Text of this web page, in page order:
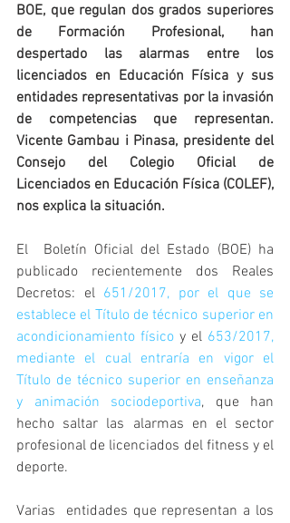
BOE, que regulan dos grados superiores
de Formación Profesional, han
despertado las alarmas entre los
licenciados en Educación Física y sus
entidades representativas por la invasión
de competencias que representan.
Vicente Gambau i Pinasa, presidente del
Consejo del Colegio Oficial de
Licenciados en Educación Física (COLEF),
nos explica la situación.
El  Boletín Oficial del Estado (BOE) ha
publicado recientemente dos Reales
Decretos: el 651/2017, por el que se
establece el Título de técnico superior en
acondicionamiento físico y el 653/2017,
mediante el cual entraría en vigor el
Título de técnico superior en enseñanza
y animación sociodeportiva, que han
hecho saltar las alarmas en el sector
profesional de licenciados del fitness y el
deporte.
Varias  entidades que representan a los